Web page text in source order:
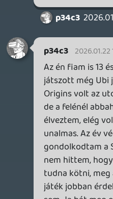
Előbbiben a helyszín vonz
eddig nem igazán voltunk
Avataros játékokkal.
semmilyennel. Pedig
Utóbbiban az, hogy Star
sem lehet épp Dunát
években, ami single
vagy valamelyik régebbi
Nekem csak a Respawn
be hirtelen, aminek
imádom. (Mondjuk pont
őket, szóval esélyes,
ennyi SW-tól.) Az nagyon
Outlaws-ban, hogy
űrhajónkba, beülhetünk
elhagyhatjuk a felszínt /
Apróságnak tűnik, de
hangulati plusz. 😎